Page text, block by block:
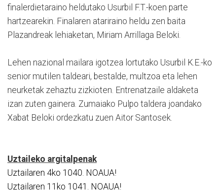
finalerdietaraino heldutako Usurbil F.T.-koen parte
hartzearekin. Finalaren atariraino heldu zen baita
Plazandreak lehiaketan, Miriam Arrillaga Beloki.
Lehen nazional mailara igotzea lortutako Usurbil K.E.-ko
senior mutilen taldeari, bestalde, multzoa eta lehen
neurketak zehaztu zizkioten. Entrenatzaile aldaketa
izan zuten gainera. Zumaiako Pulpo taldera joandako
Xabat Beloki ordezkatu zuen Aitor Santosek.
Uztaileko argitalpenak
Uztailaren 4ko 1040. NOAUA!
Uztailaren 11ko 1041. NOAUA!